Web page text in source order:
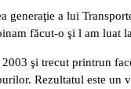
generaţie a lui
făcut-o şi l am
şi trecut printrun
Rezultatul este un